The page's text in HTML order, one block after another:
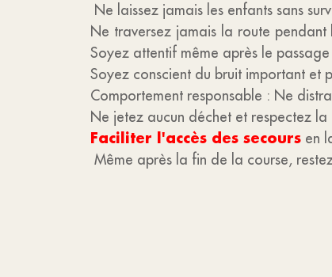
Ne laissez jamais les enfants sans
Ne traversez jamais la route
Soyez attentif même après le
Soyez conscient du bruit important et
Comportement responsable : Ne
Ne jetez aucun déchet et respectez
Faciliter l'accès des secours en
Même après la fin de la course,